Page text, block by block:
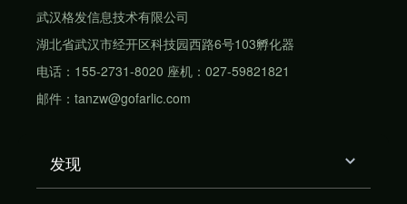
武汉格发信息技术有限公司
湖北省武汉市经开区科技园西路6号103孵化器
电话：155-2731-8020 座机：027-59821821
邮件：tanzw@gofarlic.com
发现